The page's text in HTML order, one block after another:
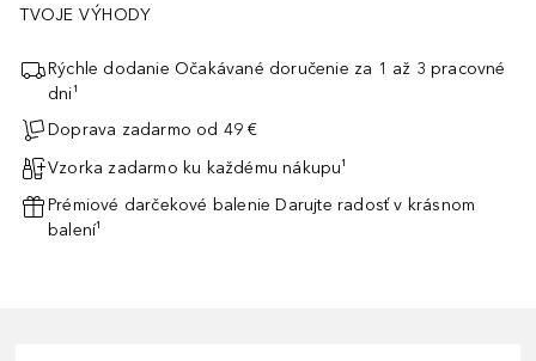
TVOJE VÝHODY
Rýchle dodanie Očakávané doručenie za 1 až 3 pracovné
dni¹
Doprava zadarmo od 49 €
Vzorka zadarmo ku každému nákupu¹
Prémiové darčekové balenie Darujte radosť v krásnom
balení¹